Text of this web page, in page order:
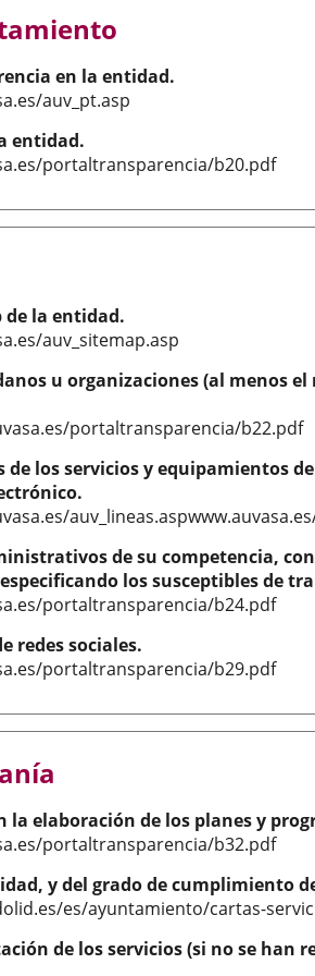
en la entidad.
auv_pt.asp
entidad.
portaltransparencia/b20.pdf
de la entidad.
auv_sitemap.asp
u organizaciones (al menos
portaltransparencia/b22.pdf
de los servicios y equipamientos
de su competencia,
los susceptibles de
portaltransparencia/b24.pdf
redes sociales.
portaltransparencia/b29.pdf
elaboración de los planes y
portaltransparencia/b32.pdf
y del grado de cumplimiento
es/ayuntamiento/cartas-
de los servicios (si no se han